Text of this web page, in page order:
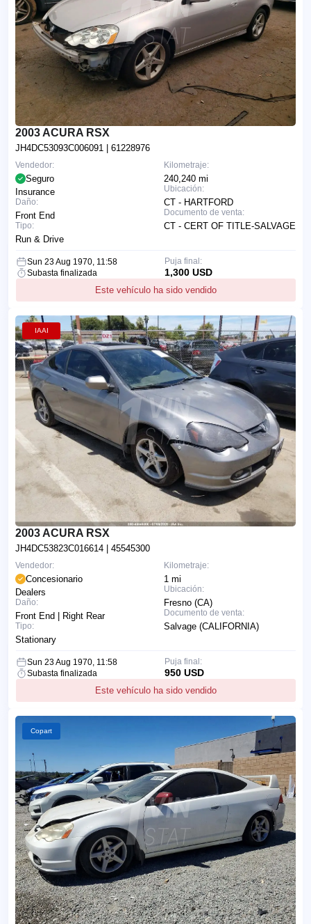
2003 ACURA RSX
JH4DC53093C006091 | 61228976
Kilometraje:
240,240 mi
Ubicación:
CT - HARTFORD
Documento de venta:
CT - CERT OF TITLE-SALVAGE
Vendedor:
Seguro
Insurance
Daño:
Front End
Tipo:
Run & Drive
Sun 23 Aug 1970, 11:58
Subasta finalizada
Este vehículo ha sido vendido
Puja final:
1,300 USD
IAAI
2003 ACURA RSX
JH4DC53823C016614 | 45545300
Kilometraje:
1 mi
Ubicación:
Fresno (CA)
Documento de venta:
Salvage (CALIFORNIA)
Vendedor:
Concesionario
Dealers
Daño:
Front End | Right Rear
Tipo:
Stationary
Sun 23 Aug 1970, 11:58
Subasta finalizada
Este vehículo ha sido vendido
Puja final:
950 USD
Copart